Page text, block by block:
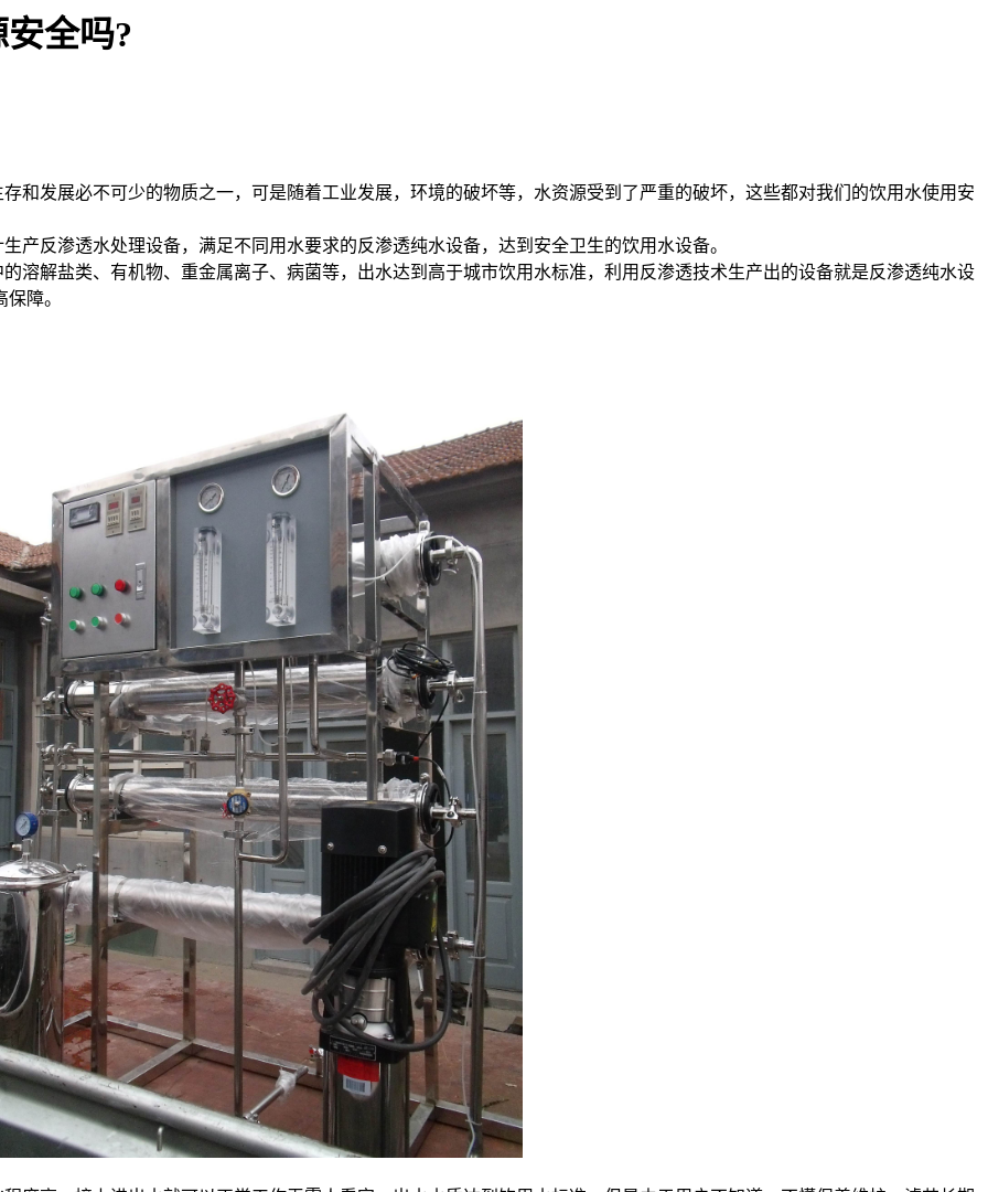
全吗?
发展必不可少的物质之一，可是随着工业发展，环境的破坏等，水资源受到了严重的破坏，这些都对我们的饮用水使用安
反渗透水处理设备，满足不同用水要求的反渗透纯水设备，达到安全卫生的饮用水设备。
解盐类、有机物、重金属离子、病菌等，出水达到高于城市饮用水标准，利用反渗透技术生产出的设备就是反渗透纯水设
障。